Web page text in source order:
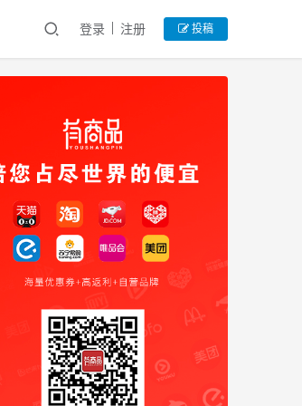
登录 注册 投稿